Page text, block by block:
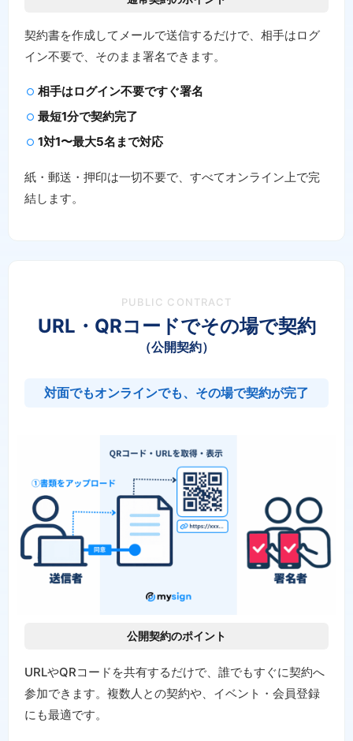
契約書を作成してメールで送信するだけで、相手はログ
イン不要で、そのまま署名できます。
相手はログイン不要ですぐ署名
最短1分で契約完了
1対1〜最大5名まで対応
紙・郵送・押印は一切不要で、すべてオンライン上で完
結します。
PUBLIC CONTRACT
URL・QRコードでその場で契約
（公開契約）
対面でもオンラインでも、その場で契約が完了
公開契約のポイント
URLやQRコードを共有するだけで、誰でもすぐに契約へ
参加できます。複数人との契約や、イベント・会員登録
にも最適です。